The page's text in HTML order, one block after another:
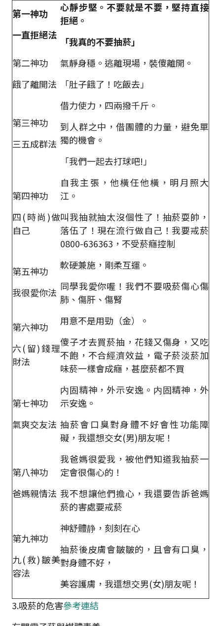
第一神功
一直拒絕法
心靜步堅。不要就是不要，堅持直接
拒絕。
「我真的不要抽菸」
第二神功
餓了離開法
氣靜身穩。逃離現場，裝傻離開。
「肚子餓了！吃飯去」
第三神功
三五成群法
借力使力，四兩撥千斤。
到人群之中，借團體的力量，避免單
獨的機會。
「我們一起去打球吧!」
第四神功
四(時尚)做
自己
自我主張，他橫任他橫，明月照大
江。
叫我抽就抽太沒個性了！抽菸耍帥，
落伍了！現在流行做自己！我要戒菸
0800-636363，不受菸癮控制
第五神功
我很愛你法
軟硬兼施，剛柔互運。
同學我愛你喔！我們不要吸菸傷心傷
肺、傷肝、傷腎
第六神功
六(留)錢理
財法
用意不是用勁（金）。
傻子才去買菸抽，花錢又傷身，又吃
不飽，不合經濟效益，電子菸淡菸加
味菸一樣會成癮，甚麼菸都不買
第七神功
氣爽交友法
内固精神，外示安逸。内固精神，外
示安逸。
抽菸會口臭對身體不好會性功能障
礙，我還想交女(男)朋友呢！
第八神功
爸媽親情法
我爸媽很愛我，被他們知道我抽菸一
定會很傷心的！
我不想讓他們擔心，我還要告訴爸媽
菸的害處要戒菸
第九神功
九(救)皺美
容法
神舒體静，刻刻在心
抽菸後皮膚會皺皺的，且會有口臭，
對身體不好，
美容護膚，我還想交男(女)朋友呢！
3.吸菸的危害參考連結